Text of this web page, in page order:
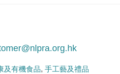
及有機食品 手工藝及禮品